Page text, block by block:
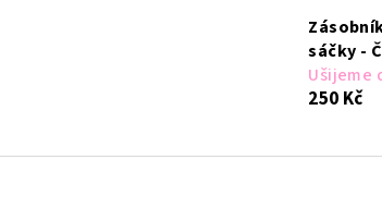
sáčky -
Ušijeme
250 Kč